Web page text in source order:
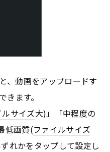
、動画をアップロードす
ます。
ルサイズ大)」「中程度の
低画質(ファイルサイズ
れかをタップして設定し